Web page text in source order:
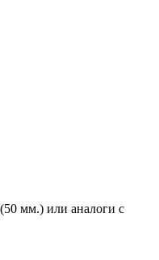
мм.) или аналоги с